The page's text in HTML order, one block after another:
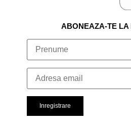
ABONEAZA-TE LA